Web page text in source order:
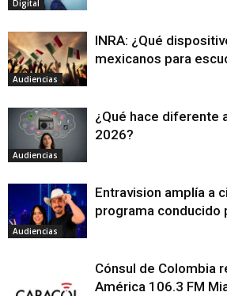
Digital
Audiencias
INRA: ¿Qué
mexicanos para
Audiencias
¿Qué hace diferente
2026?
Audiencias
Entravision amplía a
programa conducido
Cónsul de Colombia
América 106.3 FM